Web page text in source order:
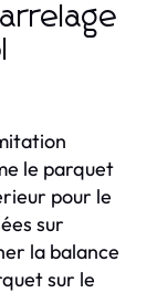
le parquet
pour le
sur
la balance
sur le